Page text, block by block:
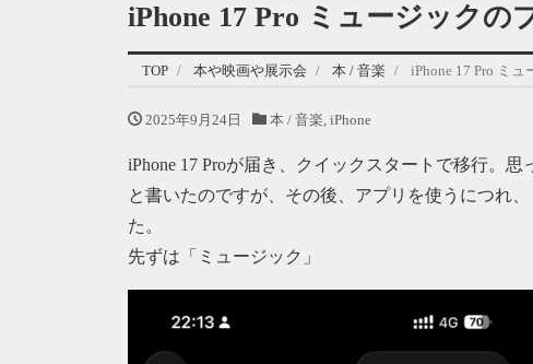
iPhone 17 Pro ミュージックの
TOP 本や映画や展示会 本 / 音楽 iPhone 17 Pro ミ
2025年9月24日 本 / 音楽, iPhone
iPhone 17 Proが届き、クイックスタートで移行。
と書いたのですが、その後、アプリを使うにつれ
た。
先ずは「ミュージック」